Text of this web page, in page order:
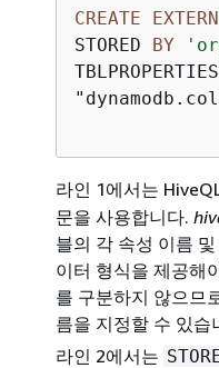
CREATE
STORED BY
라인 1에서는
문을 사용합니다.
블의 각 속성 이름
이터 형식을 제공해
를 구분하지 않으므
름을 지정할 수 있습
라인 2에서는